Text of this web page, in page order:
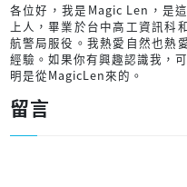
各位好，我是Magic Len，是
上人，畢業於台中高工資訊科
航警局服役。我熱愛自然也熱
經驗。如果你有興趣認識我，
明是從MagicLen來的。
留言